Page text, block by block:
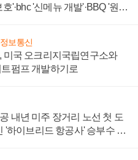
'·bhc '신메뉴 개발'·BBQ '원가
보통신
미국 오크리지국립연구소와
펌프 개발하기로
내년 미주 장거리 노선 첫 도
'하이브리드 항공사' 승부수 통